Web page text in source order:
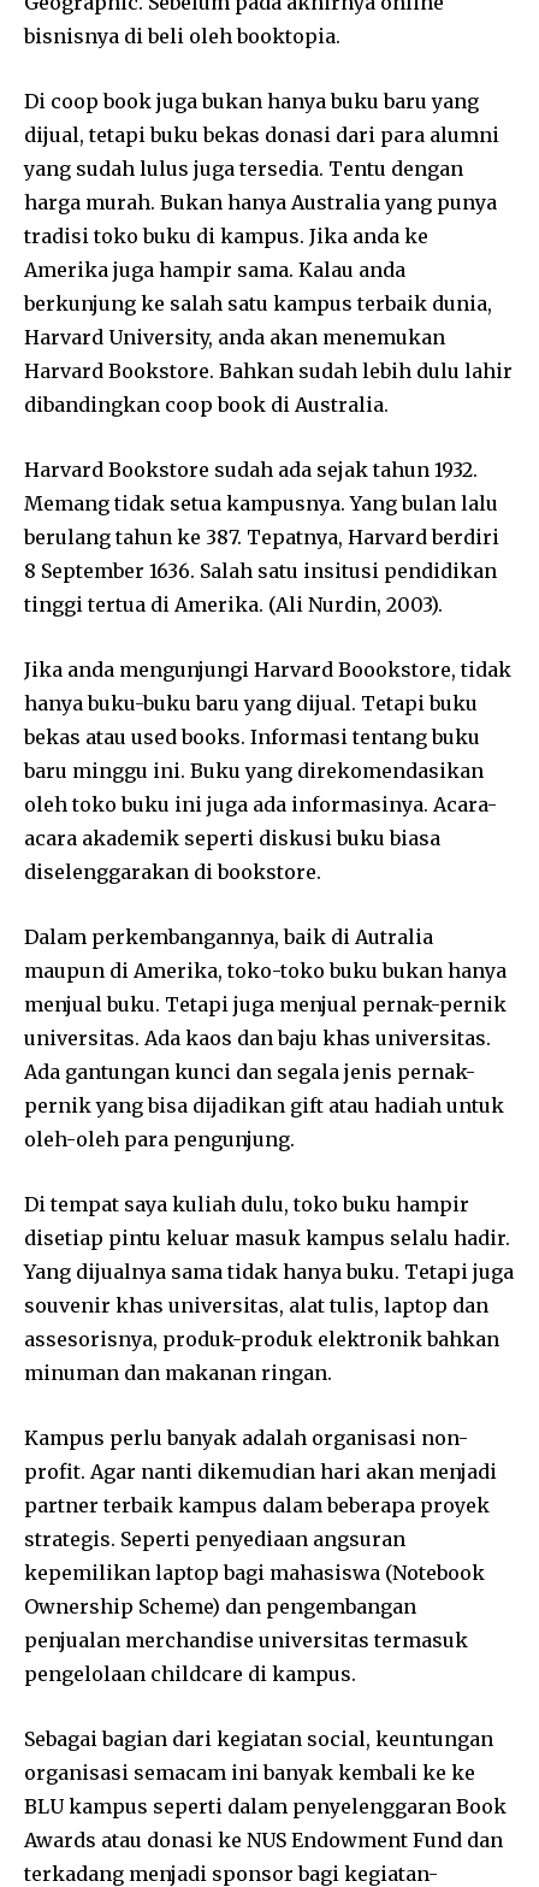
bisnisnya di beli oleh booktopia.
Di coop book juga bukan hanya buku baru yang
dijual, tetapi buku bekas donasi dari para alumni
yang sudah lulus juga tersedia. Tentu dengan
harga murah. Bukan hanya Australia yang punya
tradisi toko buku di kampus. Jika anda ke
Amerika juga hampir sama. Kalau anda
berkunjung ke salah satu kampus terbaik dunia,
Harvard University, anda akan menemukan
Harvard Bookstore. Bahkan sudah lebih dulu lahir
dibandingkan coop book di Australia.
Harvard Bookstore sudah ada sejak tahun 1932.
Memang tidak setua kampusnya. Yang bulan lalu
berulang tahun ke 387. Tepatnya, Harvard berdiri
8 September 1636. Salah satu insitusi pendidikan
tinggi tertua di Amerika. (Ali Nurdin, 2003).
Jika anda mengunjungi Harvard Boookstore, tidak
hanya buku-buku baru yang dijual. Tetapi buku
bekas atau used books. Informasi tentang buku
baru minggu ini. Buku yang direkomendasikan
oleh toko buku ini juga ada informasinya. Acara-
acara akademik seperti diskusi buku biasa
diselenggarakan di bookstore.
Dalam perkembangannya, baik di Autralia
maupun di Amerika, toko-toko buku bukan hanya
menjual buku. Tetapi juga menjual pernak-pernik
universitas. Ada kaos dan baju khas universitas.
Ada gantungan kunci dan segala jenis pernak-
pernik yang bisa dijadikan gift atau hadiah untuk
oleh-oleh para pengunjung.
Di tempat saya kuliah dulu, toko buku hampir
disetiap pintu keluar masuk kampus selalu hadir.
Yang dijualnya sama tidak hanya buku. Tetapi juga
souvenir khas universitas, alat tulis, laptop dan
assesorisnya, produk-produk elektronik bahkan
minuman dan makanan ringan.
Kampus perlu banyak adalah organisasi non-
profit. Agar nanti dikemudian hari akan menjadi
partner terbaik kampus dalam beberapa proyek
strategis. Seperti penyediaan angsuran
kepemilikan laptop bagi mahasiswa (Notebook
Ownership Scheme) dan pengembangan
penjualan merchandise universitas termasuk
pengelolaan childcare di kampus.
Sebagai bagian dari kegiatan social, keuntungan
organisasi semacam ini banyak kembali ke ke
BLU kampus seperti dalam penyelenggaran Book
Awards atau donasi ke NUS Endowment Fund dan
terkadang menjadi sponsor bagi kegiatan-